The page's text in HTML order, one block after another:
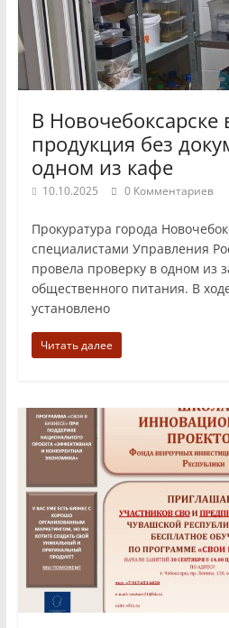
В Новочебоксарске
продукция без
одном из кафе
10.10.2025 0 Комментариев
Прокуратура города
специалистами Управления
провела проверку в одном из
общественного питания. В
установлено
Читать далее